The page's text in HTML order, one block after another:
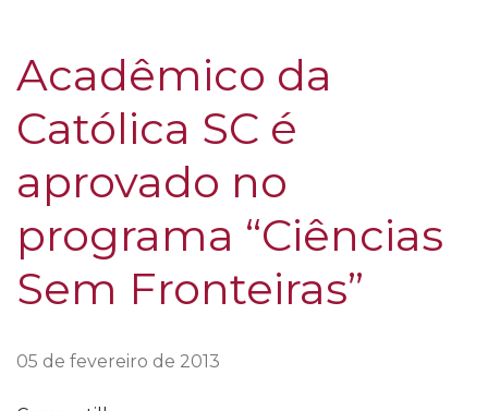
Acadêmico da
Católica SC é
aprovado no
programa “Ciências
Sem Fronteiras”
05 de fevereiro de 2013